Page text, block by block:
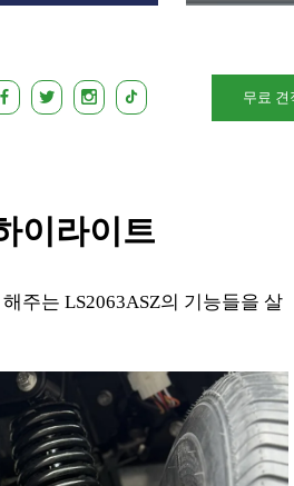
무료 견
이라이트
주는 LS2063ASZ의 기능들을 살